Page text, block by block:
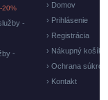
-20%
-
-
› Domov
› Prihlásenie
› Registrácia
› Nákupný košík
› Ochrana
› Kontakt